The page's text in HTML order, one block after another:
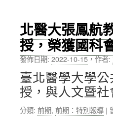
大
北醫大張鳳航
授，榮獲國科
發佈日期:2022-10-15，作者:
臺北醫學大學
授，與人文暨
分類: 前期, 前期：特別報導 |